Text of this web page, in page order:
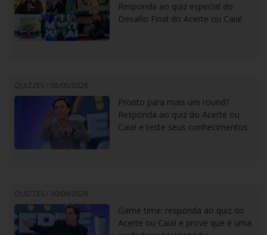
Responda ao quiz especial do
Desafio Final do Acerte ou Caia!
QUIZZES / 08/05/2026
Pronto para mais um round?
Responda ao quiz do Acerte ou
Caia! e teste seus conhecimentos
QUIZZES / 30/04/2026
Game time: responda ao quiz do
Acerte ou Caia! e prove que é uma